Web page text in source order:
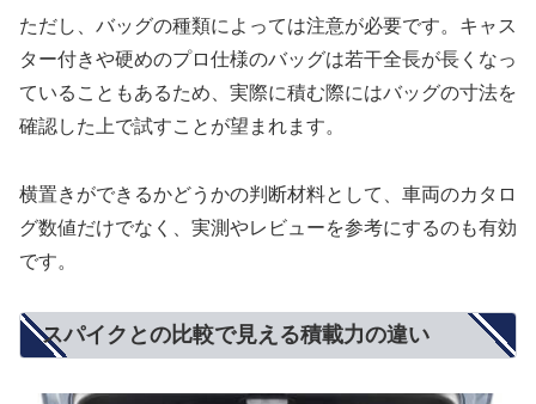
ただし、バッグの種類によっては注意が必要です。キャス
ター付きや硬めのプロ仕様のバッグは若干全長が長くなっ
ていることもあるため、実際に積む際にはバッグの寸法を
確認した上で試すことが望まれます。
横置きができるかどうかの判断材料として、車両のカタロ
グ数値だけでなく、実測やレビューを参考にするのも有効
です。
スパイクとの比較で見える積載力の違い